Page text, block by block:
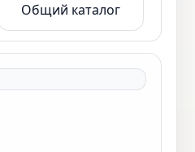
Общий каталог